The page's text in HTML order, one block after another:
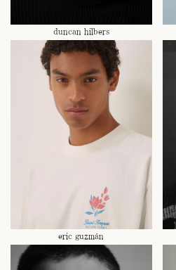
duncan hilbers
eric guzmán